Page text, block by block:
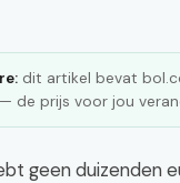
dit artikel bevat
de prijs voor jou
geen duizenden